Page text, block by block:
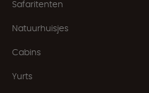
Safaritenten
Natuurhuisjes
Cabins
Yurts